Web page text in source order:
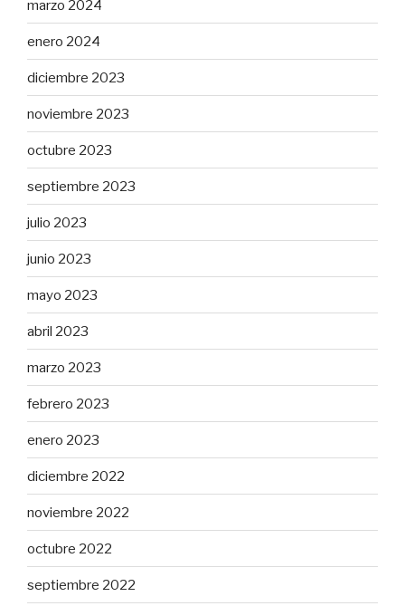
marzo 2024
enero 2024
diciembre 2023
noviembre 2023
octubre 2023
septiembre 2023
julio 2023
junio 2023
mayo 2023
abril 2023
marzo 2023
febrero 2023
enero 2023
diciembre 2022
noviembre 2022
octubre 2022
septiembre 2022